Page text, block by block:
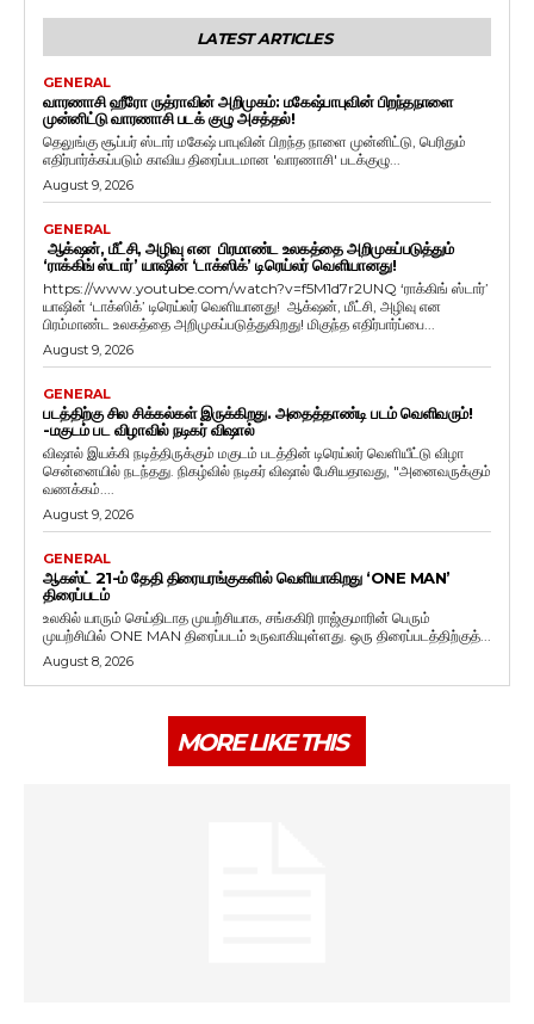
LATEST ARTICLES
GENERAL
வாரணாசி ஹீரோ ருத்ராவின் அறிமுகம்: மகேஷ்பாபுவின் பிறந்தநாளை
முன்னிட்டு வாரணாசி படக் குழு அசத்தல்!
தெலுங்கு சூப்பர் ஸ்டார் மகேஷ் பாபுவின் பிறந்த நாளை முன்னிட்டு, பெரிதும்
எதிர்பார்க்கப்படும் காவிய திரைப்படமான 'வாரணாசி' படக்குழு...
August 9, 2026
GENERAL
ஆக்‌ஷன், மீட்சி, அழிவு என பிரமாண்ட உலகத்தை அறிமுகப்படுத்தும்
‘ராக்கிங் ஸ்டார்’ யாஷின் ‘டாக்ஸிக்’ டிரெய்லர் வெளியானது!
https://www.youtube.com/watch?v=f5M1d7r2UNQ ‘ராக்கிங் ஸ்டார்’
யாஷின் ‘டாக்ஸிக்’ டிரெய்லர் வெளியானது! ஆக்‌ஷன், மீட்சி, அழிவு என
பிரம்மாண்ட உலகத்தை அறிமுகப்படுத்துகிறது! மிகுந்த எதிர்பார்ப்பை...
August 9, 2026
GENERAL
படத்திற்கு சில சிக்கல்கள் இருக்கிறது. அதைத்தாண்டி படம் வெளிவரும்!
-மகுடம் பட விழாவில் நடிகர் விஷால்
விஷால் இயக்கி நடித்திருக்கும் மகுடம் படத்தின் டிரெய்லர் வெளியீட்டு விழா
சென்னையில் நடந்தது. நிகழ்வில் நடிகர் விஷால் பேசியதாவது, "அனைவருக்கும்
வணக்கம்....
August 9, 2026
GENERAL
ஆகஸ்ட் 21-ம் தேதி திரையரங்குகளில் வெளியாகிறது ‘ONE MAN’
திரைப்படம்
உலகில் யாரும் செய்திடாத முயற்சியாக, சங்ககிரி ராஜ்குமாரின் பெரும்
முயற்சியில் ONE MAN திரைப்படம் உருவாகியுள்ளது. ஒரு திரைப்படத்திற்குத்...
August 8, 2026
MORE LIKE THIS